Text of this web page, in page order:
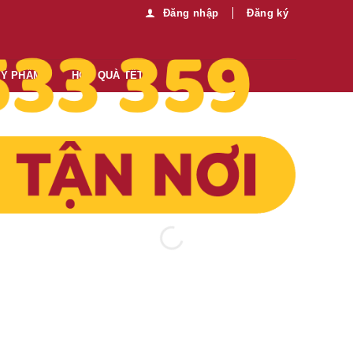
Đăng nhập Đăng ký
PHẨM HỘP QUÀ TẾT
₫
Thông tin thêm:
Mua sỉ vui lòng liên hệ chúng tôi:
0989.330.683 Gửi tin nhắn